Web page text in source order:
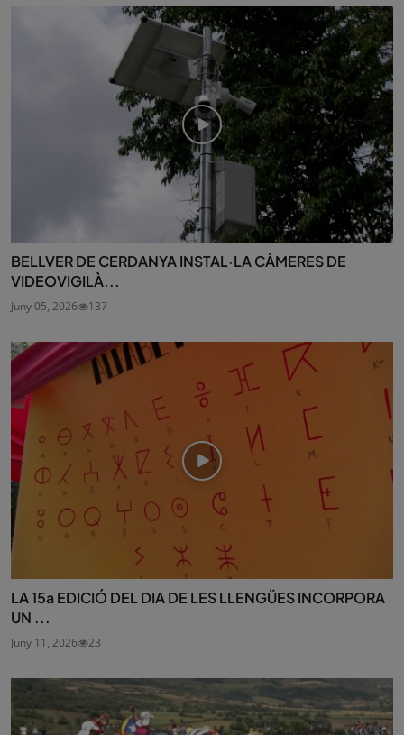
BELLVER DE CERDANYA INSTAL·LA CÀMERES DE
VIDEOVIGILÀ...
Juny 05, 2026 137
LA 15a EDICIÓ DEL DIA DE LES LLENGÜES INCORPORA
UN ...
Juny 11, 2026 23